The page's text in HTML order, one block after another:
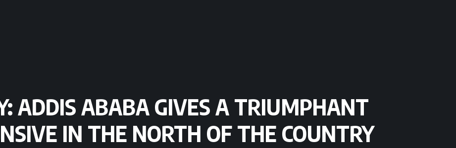
ADDIS ABABA GIVES A TRIUMPHANT
IN THE NORTH OF THE COUNTRY